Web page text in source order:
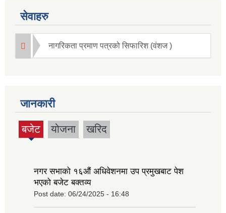
सेवाहरु
नागरिकता प्रमाण पत्रको सिफारिश (वंशज )
जानकारी
बजेट
(active
योजना खरिद
नगर सभाको १६‍औं अधिवेशनमा उप प्रमुखबाट पेश
भएको बजेट बक्तव्य
Post date: 06/24/2025 - 16:48